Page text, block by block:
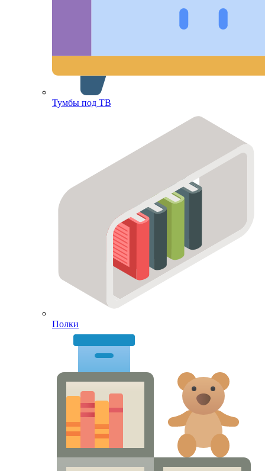
Тумбы под ТВ
Полки